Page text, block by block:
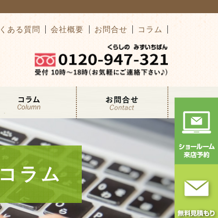
ある質問 会社概要 お問合せ コラム
ラム